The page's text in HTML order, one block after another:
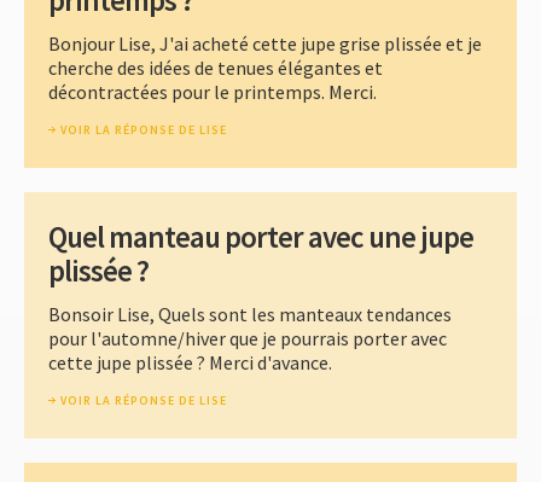
Bonjour Lise, J'ai acheté cette jupe grise plissée et je
cherche des idées de tenues élégantes et
décontractées pour le printemps. Merci.
VOIR LA RÉPONSE DE LISE
Quel manteau porter avec une jupe
plissée ?
Bonsoir Lise, Quels sont les manteaux tendances
pour l'automne/hiver que je pourrais porter avec
cette jupe plissée ? Merci d'avance.
VOIR LA RÉPONSE DE LISE